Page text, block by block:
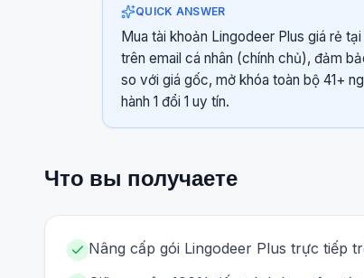
QUICK ANSWER
Mua tài khoản Lingodeer Plus giá rẻ
trên email cá nhân (chính chủ), đảm
so với giá gốc, mở khóa toàn bộ 41+
hành 1 đổi 1 uy tín.
Что вы получаете
Nâng cấp gói Lingodeer Plus trực tiếp